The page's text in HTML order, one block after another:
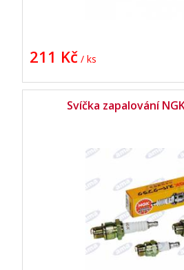
211 Kč / ks
Svíčka zapalování